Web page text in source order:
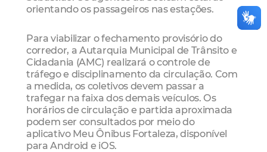
orientando os passageiros nas estações.
Para viabilizar o fechamento provisório do
corredor, a Autarquia Municipal de Trânsito e
Cidadania (AMC) realizará o controle de
tráfego e disciplinamento da circulação. Com
a medida, os coletivos devem passar a
trafegar na faixa dos demais veículos. Os
horários de circulação e partida aproximada
podem ser consultados por meio do
aplicativo Meu Ônibus Fortaleza, disponível
para Android e iOS.